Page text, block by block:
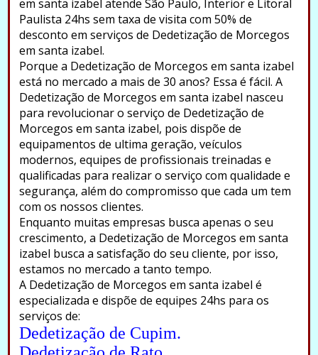
em santa izabel atende São Paulo, Interior e Litoral
Paulista 24hs sem taxa de visita com 50% de
desconto em serviços de Dedetização de Morcegos
em santa izabel.
Porque a Dedetização de Morcegos em santa izabel
está no mercado a mais de 30 anos? Essa é fácil. A
Dedetização de Morcegos em santa izabel nasceu
para revolucionar o serviço de Dedetização de
Morcegos em santa izabel, pois dispõe de
equipamentos de ultima geração, veículos
modernos, equipes de profissionais treinadas e
qualificadas para realizar o serviço com qualidade e
segurança, além do compromisso que cada um tem
com os nossos clientes.
Enquanto muitas empresas busca apenas o seu
crescimento, a Dedetização de Morcegos em santa
izabel busca a satisfação do seu cliente, por isso,
estamos no mercado a tanto tempo.
A Dedetização de Morcegos em santa izabel é
especializada e dispõe de equipes 24hs para os
serviços de:
Dedetização de Cupim.